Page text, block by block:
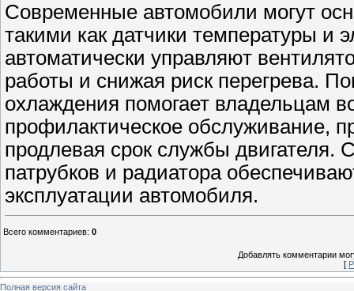
Современные автомобили могут
такими как датчики температуры и
автоматически управляют
работы и снижая риск перегрева.
охлаждения помогает владельцам
профилактическое обслуживание,
продлевая срок службы двигателя.
патрубков и радиатора
эксплуатации автомобиля.
Всего комментариев: 0
Добавлять комментарии
[
Полная версия сайта